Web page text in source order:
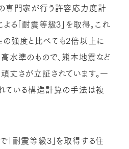
専門家が行う許容応力度計
る「耐震等級3」を取得。これ
強度と比べても2倍以上に
水準のもので、熊本地震など
丈さが立証されています。一
ている構造計算の手法は複
「耐震等級3」を取得する住